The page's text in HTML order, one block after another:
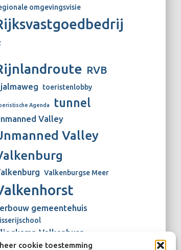
cookie toestemming
omgevingsvisie
RVB
toeristenlobby
Agenda tunnel
Valley
Valley
Valkenburgse Meer
gemeentehuis
Valkenburg
Valkenburg Wienen-tijdperk